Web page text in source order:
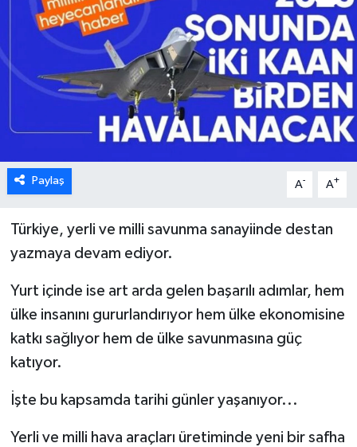
Paylaş A- A+
Türkiye, yerli ve milli savunma sanayiinde destan
yazmaya devam ediyor.
Yurt içinde ise art arda gelen başarılı adımlar, hem
ülke insanını gururlandırıyor hem ülke ekonomisine
katkı sağlıyor hem de ülke savunmasına güç
katıyor.
İşte bu kapsamda tarihi günler yaşanıyor...
Yerli ve milli hava araçları üretiminde yeni bir safha